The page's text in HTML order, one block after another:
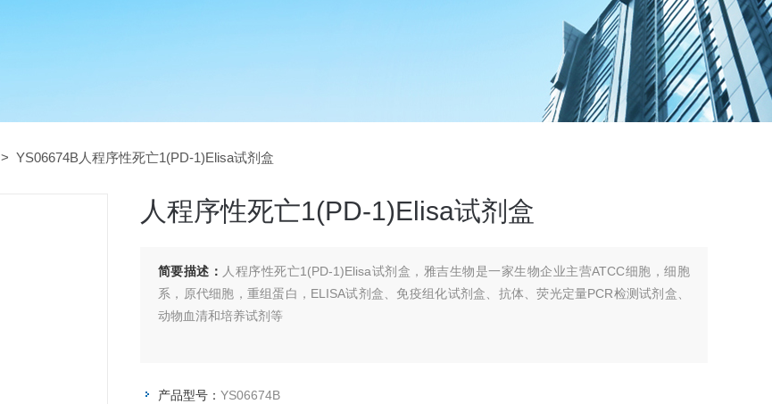
> YS06674B人程序性死亡1(PD-1)Elisa试剂盒
人程序性死亡1(PD-1)Elisa试剂盒
简要描述： 人程序性死亡1(PD-1)Elisa试剂盒，雅吉生物是一家生物企业主营ATCC细胞，细胞
系，原代细胞，重组蛋白，ELISA试剂盒、免疫组化试剂盒、抗体、荧光定量PCR检测试剂盒、
动物血清和培养试剂等
产品型号： YS06674B